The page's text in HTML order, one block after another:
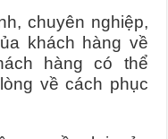
chuyên nghiệp,
khách hàng về
hàng có thể
về cách phục